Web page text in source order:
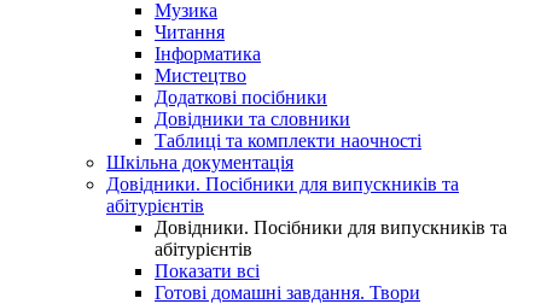
Музика
Читання
Інформатика
Мистецтво
Додаткові посібники
Довідники та словники
Таблиці та комплекти наочності
Шкільна документація
Довідники. Посібники для випускників та
абітурієнтів
Довідники. Посібники для випускників та
абітурієнтів
Показати всі
Готові домашні завдання. Твори